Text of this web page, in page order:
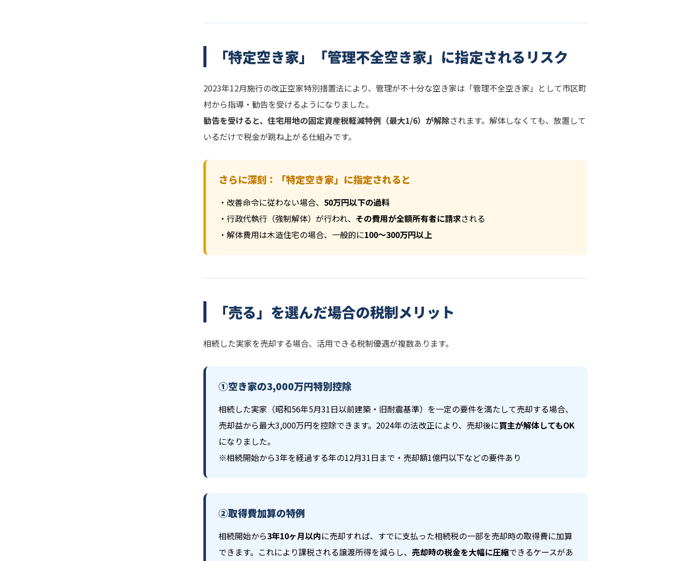
「特定空き家」「管理不全空き家」に指定されるリスク
2023年12月施行の改正空家特別措置法により、管理が不十分な空き家は「管理不全空き家」として市区町
村から指導・勧告を受けるようになりました。
勧告を受けると、住宅用地の固定資産税軽減特例（最大1/6）が解除されます。解体しなくても、放置して
いるだけで税金が跳ね上がる仕組みです。
さらに深刻：「特定空き家」に指定されると
・改善命令に従わない場合、 50万円以下の過料
・行政代執行（強制解体）が行われ、 その費用が全額所有者に請求される
・解体費用は木造住宅の場合、一般的に100〜300万円以上
「売る」を選んだ場合の税制メリット
相続した実家を売却する場合、活用できる税制優遇が複数あります。
①空き家の3,000万円特別控除
相続した実家（昭和56年5月31日以前建築・旧耐震基準）を一定の要件を満たして売却する場合、
売却益から最大3,000万円を控除できます。2024年の法改正により、売却後に買主が解体してもOK
になりました。
※相続開始から3年を経過する年の12月31日まで・売却額1億円以下などの要件あり
②取得費加算の特例
相続開始から3年10ヶ月以内に売却すれば、すでに支払った相続税の一部を売却時の取得費に加算
できます。これにより課税される譲渡所得を減らし、 売却時の税金を大幅に圧縮できるケースがあ